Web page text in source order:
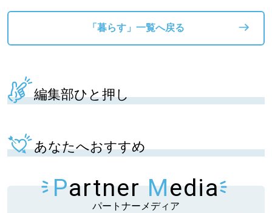
「暮らす」一覧へ戻る
編集部ひと押し
あなたへおすすめ
Partner Media
パートナーメディア